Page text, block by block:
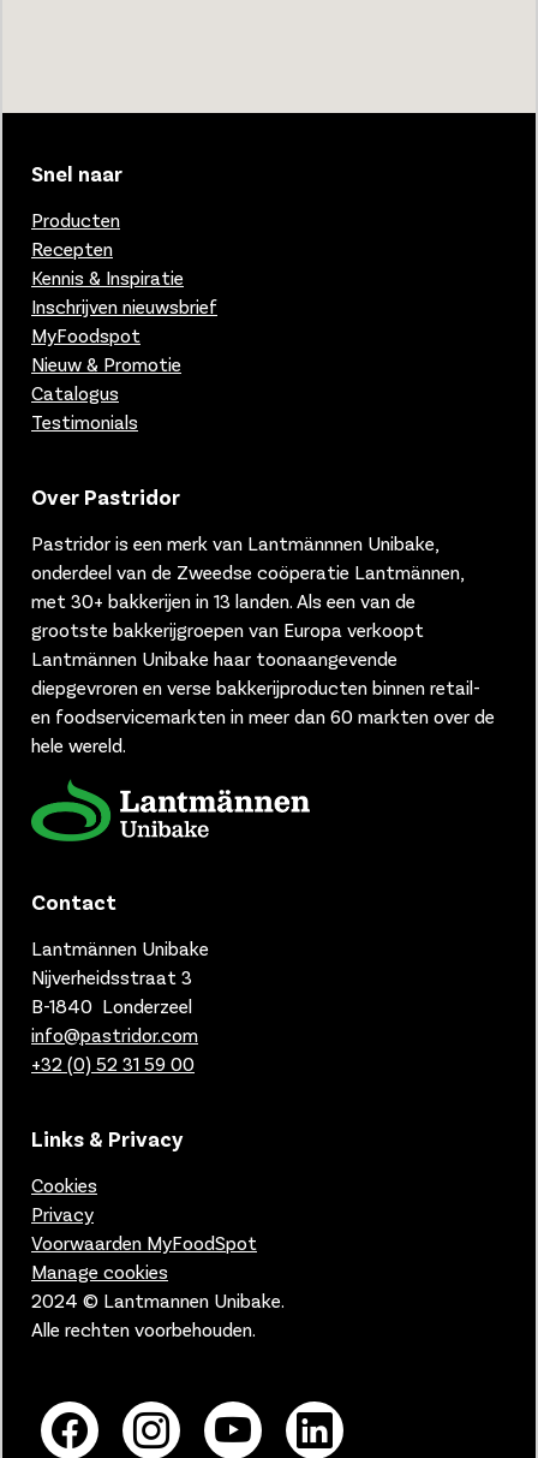
Snel naar
Producten
Recepten
Kennis & Inspiratie
Inschrijven nieuwsbrief
MyFoodspot
Nieuw & Promotie
Catalogus
Testimonials
Over Pastridor
Pastridor is een merk van Lantmännnen Unibake,
onderdeel van de Zweedse coöperatie Lantmännen,
met 30+ bakkerijen in 13 landen. Als een van de
grootste bakkerijgroepen van Europa verkoopt
Lantmännen Unibake haar toonaangevende
diepgevroren en verse bakkerijproducten binnen retail-
en foodservicemarkten in meer dan 60 markten over de
hele wereld.
Contact
Lantmännen Unibake
Nijverheidsstraat 3
B-1840 Londerzeel
info@pastridor.com
+32 (0) 52 31 59 00
Links & Privacy
Cookies
Privacy
Voorwaarden MyFoodSpot
Manage cookies
2024 © Lantmannen Unibake.
Alle rechten voorbehouden.